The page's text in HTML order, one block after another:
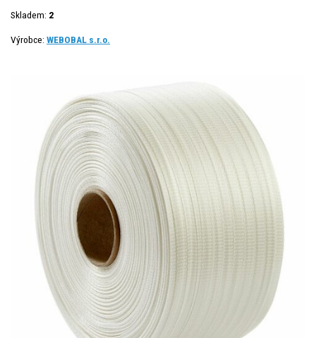
Skladem: 2
Výrobce: WEBOBAL s.r.o.